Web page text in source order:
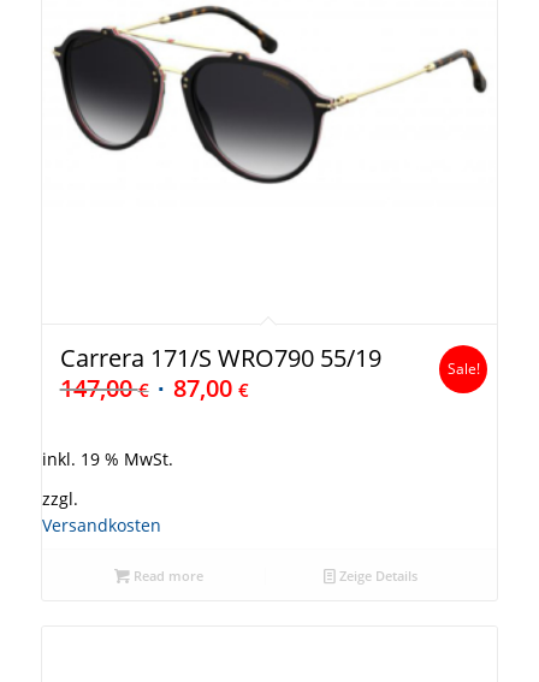
Carrera 171/S WRO790 55/19
147,00€ 87,00 €
Sale!
inkl. 19 % MwSt.
zzgl.
Versandkosten
Read more Zeige Details